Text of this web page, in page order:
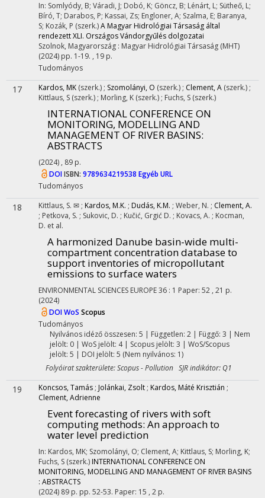
In: Somlyódy, B; Váradi, J; Dobó, K; Göncz, B; Lénárt, L; Sütheő, L;
Bíró, T; Darabos, P; Kassai, Zs; Engloner, A; Szalma, E; Baranya,
S; Kozák, P (szerk.)A Magyar Hidrológiai Társaság által
rendezett XLI. Országos Vándorgyűlés dolgozatai
Szolnok, Magyarország : Magyar Hidrológiai Társaság (MHT)
(2024) pp. 1-19. , 19 p.
Tudományos
17 Kardos, MK (szerk.) ; Szomolányi, O (szerk.) ; Clement, A (szerk.) ;
Kittlaus, S (szerk.) ; Morling, K (szerk.) ; Fuchs, S (szerk.)
INTERNATIONAL CONFERENCE ON
MONITORING, MODELLING AND
MANAGEMENT OF RIVER BASINS:
ABSTRACTS
(2024) , 89 p.
DOIISBN: 9789634219538 Egyéb URL
Tudományos
18 Kittlaus, S. ✉ ; Kardos, M.K. ; Dudás, K.M. ; Weber, N. ; Clement, A.
; Petkova, S. ; Sukovic, D. ; Kučić, Grgić D. ; Kovacs, A. ; Kocman,
D. et al.
A harmonized Danube basin-wide multi-
compartment concentration database to
support inventories of micropollutant
emissions to surface waters
ENVIRONMENTAL SCIENCES EUROPE36 : 1 Paper: 52 , 21 p.
(2024)
DOIWoS Scopus
Tudományos
Nyilvános idéző összesen: 5 | Független: 2 | Függő: 3 | Nem
jelölt: 0 | WoS jelölt: 4 | Scopus jelölt: 3 | WoS/Scopus
jelölt: 5 | DOI jelölt: 5 (Nem nyilvános: 1)
Folyóirat szakterülete: Scopus - Pollution SJR indikátor: Q1
19 Koncsos, Tamás ; Jolánkai, Zsolt ; Kardos, Máté Krisztián ;
Clement, Adrienne
Event forecasting of rivers with soft
computing methods: An approach to
water level prediction
In: Kardos, MK; Szomolányi, O; Clement, A; Kittlaus, S; Morling, K;
Fuchs, S (szerk.) INTERNATIONAL CONFERENCE ON
MONITORING, MODELLING AND MANAGEMENT OF RIVER BASINS
: ABSTRACTS
(2024) 89 p. pp. 52-53. Paper: 15 , 2 p.